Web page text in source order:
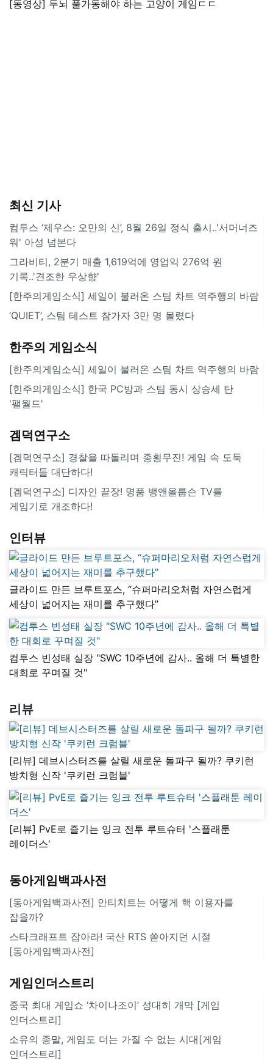
[동영상] 두뇌 풀가동해야 하는 고양이 게임ㄷㄷ
최신 기사
컴투스 ‘제우스: 오만의 신’, 8월 26일 정식 출시..'서머너즈
워' 아성 넘본다
그라비티, 2분기 매출 1,619억에 영업익 276억 원
기록..'견조한 우상향'
[한주의게임소식] 세일이 불러온 스팀 차트 역주행의 바람
‘QUIET’, 스팀 테스트 참가자 3만 명 몰렸다
한주의 게임소식
[한주의게임소식] 세일이 불러온 스팀 차트 역주행의 바람
[힌주의게임소식] 한국 PC방과 스팀 동시 상승세 탄
'팰월드'
겜덕연구소
[겜덕연구소] 경찰을 따돌리며 종횡무진! 게임 속 도둑
캐릭터들 대단하다!
[겜덕연구소] 디자인 끝장! 명품 뱅앤올룹슨 TV를
게임기로 개조하다!
인터뷰
글라이드 만든 브루트포스, “슈퍼마리오처럼 자연스럽게
세상이 넓어지는 재미를 추구했다”
컴투스 빈성태 실장 "SWC 10주년에 감사.. 올해 더 특별한
대회로 꾸며질 것"
리뷰
[리뷰] 데브시스터즈를 살릴 새로운 돌파구 될까? 쿠키런
방치형 신작 '쿠키런 크럼블'
[리뷰] PvE로 즐기는 잉크 전투 루트슈터 '스플래툰
레이더스'
동아게임백과사전
[동아게임백과사전] 안티치트는 어떻게 핵 이용자를
잡을까?
스타크래프트 잡아라! 국산 RTS 쏟아지던 시절
[동아게임백과사전]
게임인더스트리
중국 최대 게임쇼 ‘차이나조이’ 성대히 개막 [게임
인더스트리]
소유의 종말, 게임도 더는 가질 수 없는 시대[게임
인더스트리]